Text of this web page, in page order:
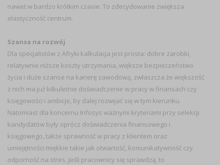
nawet w bardzo krótkim czasie. To zdecydowanie zwiększa
elastyczność centrum.
Szansa na rozwój
Dla specjalistów z Afryki kalkulacja jest prosta: dobre zarobki,
relatywnie niższe koszty utrzymania, większe bezpieczeństwo
życia i duże szanse na karierę zawodową, zwłaszcza że większość
z nich ma już kilkuletnie doświadczenie w pracy w finansach czy
księgowości i ambicje, by dalej rozwijać się w tym kierunku.
Natomiast dla koncernu Infosys ważnymi kryteriami przy selekcji
kandydatów były oprócz doświadczenia finansowego i
księgowego, także sprawność w pracy z klientem oraz
umiejętności miękkie takie jak otwartość, komunikatywność czy
odporność na stres. Jeśli pracownicy się sprawdzą, to